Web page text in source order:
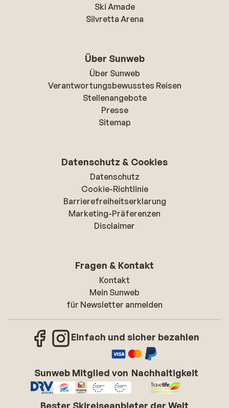
Ski Amade
Silvretta Arena
Über Sunweb
Über Sunweb
Verantwortungsbewusstes Reisen
Stellenangebote
Presse
Sitemap
Datenschutz & Cookies
Datenschutz
Cookie-Richtlinie
Barrierefreiheitserklarung
Marketing-Präferenzen
Disclaimer
Fragen & Kontakt
Kontakt
Mein Sunweb
für Newsletter anmelden
Einfach und sicher bezahlen
Sunweb Mitglied von Nachhaltigkeit
Bester Skireiseanbieter der Welt